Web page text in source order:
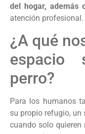
del hogar, además
atención profesional.
¿A qué
espacio
perro?
Para los humanos
su propio refugio, un
cuando solo quieren